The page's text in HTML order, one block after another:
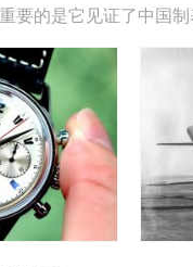
要的是‬它‬见证了‬中国‬